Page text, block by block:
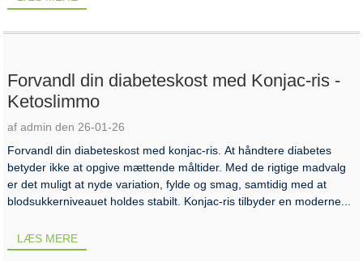
Forvandl din diabeteskost med Konjac-ris -
Ketoslimmo
af admin den 26-01-26
Forvandl din diabeteskost med konjac-ris. At håndtere diabetes
betyder ikke at opgive mættende måltider. Med de rigtige madvalg
er det muligt at nyde variation, fylde og smag, samtidig med at
blodsukkerniveauet holdes stabilt. Konjac-ris tilbyder en moderne...
LÆS MERE